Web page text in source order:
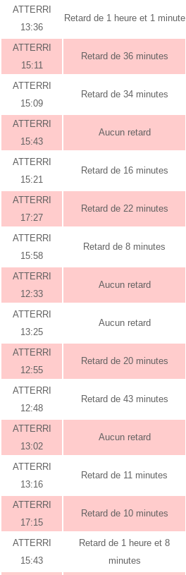
ATTERRI
13:36
Retard de 1 heure et 1 minute
ATTERRI
15:11
Retard de 36 minutes
ATTERRI
15:09
Retard de 34 minutes
ATTERRI
15:43
Aucun retard
ATTERRI
15:21
Retard de 16 minutes
ATTERRI
17:27
Retard de 22 minutes
ATTERRI
15:58
Retard de 8 minutes
ATTERRI
12:33
Aucun retard
ATTERRI
13:25
Aucun retard
ATTERRI
12:55
Retard de 20 minutes
ATTERRI
12:48
Retard de 43 minutes
ATTERRI
13:02
Aucun retard
ATTERRI
13:16
Retard de 11 minutes
ATTERRI
17:15
Retard de 10 minutes
ATTERRI
15:43
Retard de 1 heure et 8
minutes